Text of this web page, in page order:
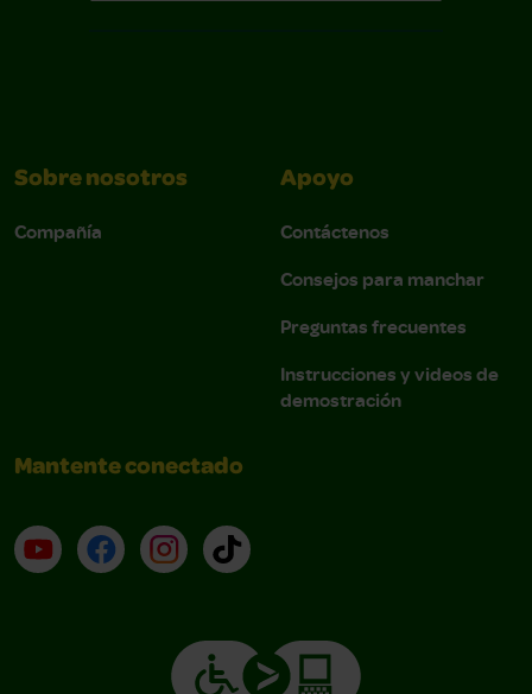
Sobre nosotros
Compañía
Apoyo
Contáctenos
Consejos para manchar
Preguntas frecuentes
Instrucciones y videos de
demostración
Mantente conectado
YouTube (en inglés)
Facebook (en inglés)
Instagram (en inglés)
TikTok